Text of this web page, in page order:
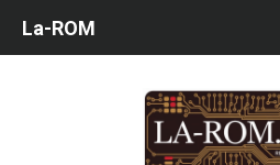
La-ROM